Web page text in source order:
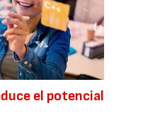
el potencial